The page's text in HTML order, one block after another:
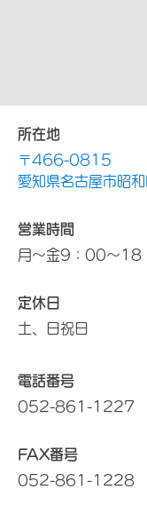
所在地
〒466-0815
愛知県名古屋市昭
営業時間
月～金9：00～18
定休日
土、日祝日
電話番号
052-861-1227
FAX番号
052-861-1228